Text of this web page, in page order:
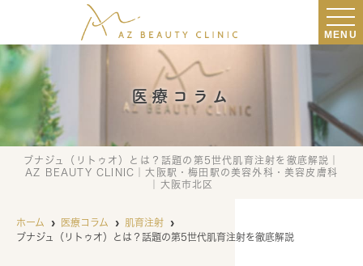
MENU
医療コラム
ブナジュ（リトゥオ）とは？話題の第5世代肌育注射を徹底解説｜
AZ BEAUTY CLINIC｜大阪駅・梅田駅の美容外科・美容皮膚科
｜大阪市北区
ホーム 医療コラム
肌育注射
ブナジュ（リトゥオ）とは？話題の第5世代肌育注射を徹底解説